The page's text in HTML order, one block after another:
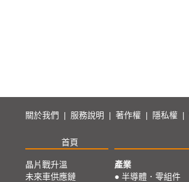
關於我們 服務說明 著作權 隱私權
首頁
晶片戰升溫
未來車供應鏈
產業
● 半導體．零組件